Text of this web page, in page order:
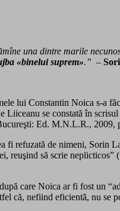
una dintre marile
«binelui suprem».” –
lui Constantin Noica s-a
Liiceanu se constată în
Ed. M.N.L.R., 2009,
refuzată de nimeni, Sorin
reuşind să scrie neplicticos”
care Noica ar fi fost un
că, nefiind eficientă, nu se